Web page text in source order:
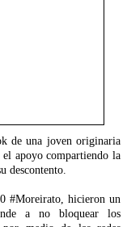
de una joven originaria
el apoyo compartiendo la
descontento.
#Moreirato, hicieron un
a no bloquear los